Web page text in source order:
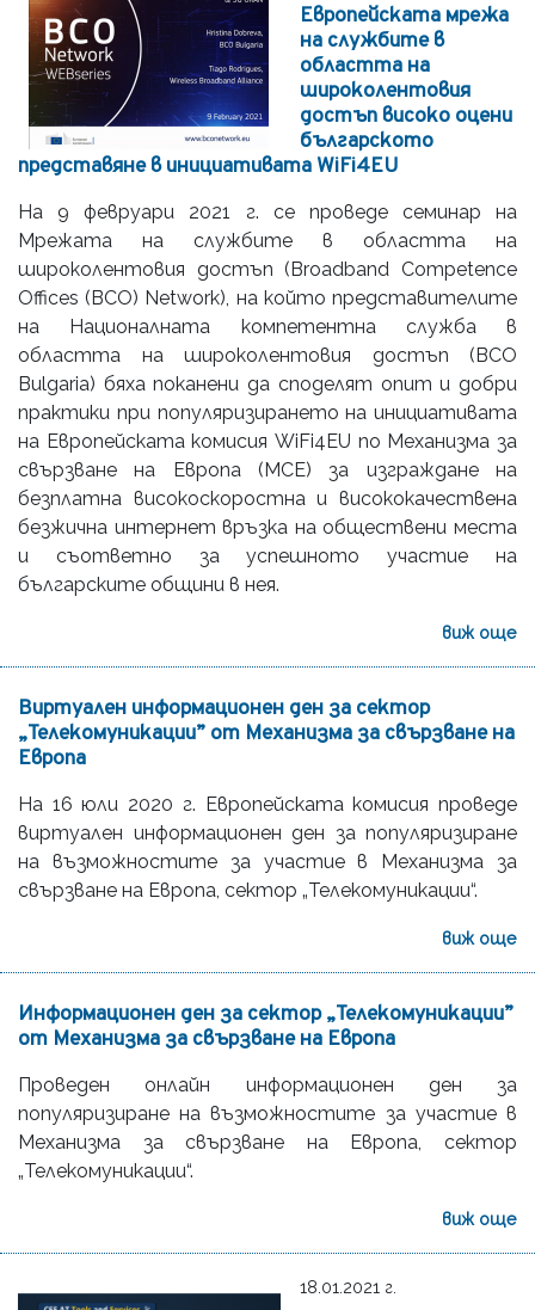
Европейската мрежа
на службите в
областта на
широколентовия
достъп високо оцени
българското
представяне в инициативата WiFi4EU
На 9 февруари 2021 г. се проведе семинар на
Мрежата на службите в областта на
широколентовия достъп (Broadband Competence
Offices (BCO) Network), на който представителите
на Националната компетентна служба в
областта на широколентовия достъп (BCO
Bulgaria) бяха поканени да споделят опит и добри
практики при популяризирането на инициативата
на Европейската комисия WiFi4EU по Механизма за
свързване на Европа (МСЕ) за изграждане на
безплатна високоскоростна и висококачествена
безжична интернет връзка на обществени места
и съответно за успешното участие на
българските общини в нея.
виж още
Виртуален информационен ден за сектор
„Телекомуникации” от Механизма за свързване на
Европа
На 16 юли 2020 г. Европейската комисия проведе
виртуален информационен ден за популяризиране
на възможностите за участие в Механизма за
свързване на Европа, сектор „Телекомуникации“.
виж още
Информационен ден за сектор „Телекомуникации”
от Механизма за свързване на Европа
Проведен онлайн информационен ден за
популяризиране на възможностите за участие в
Механизма за свързване на Европа, сектор
„Телекомуникации“.
виж още
18.01.2021 г.